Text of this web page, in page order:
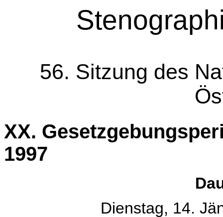
56. Sitzung des
XX.
1997
Dienstag, 14.